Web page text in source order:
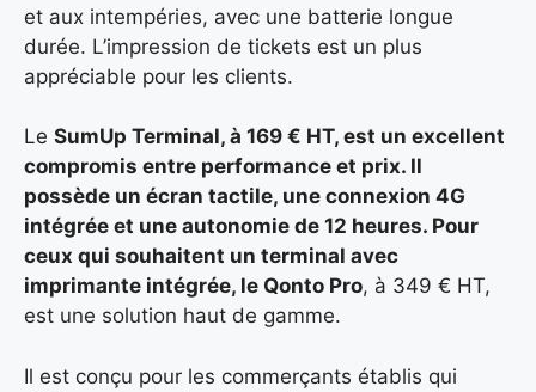
et aux intempéries, avec une batterie longue
durée. L’impression de tickets est un plus
appréciable pour les clients.
Le SumUp Terminal, à 169 € HT, est un excellent
compromis entre performance et prix. Il
possède un écran tactile, une connexion 4G
intégrée et une autonomie de 12 heures. Pour
ceux qui souhaitent un terminal avec
imprimante intégrée, le Qonto Pro, à 349 € HT,
est une solution haut de gamme.
Il est conçu pour les commerçants établis qui